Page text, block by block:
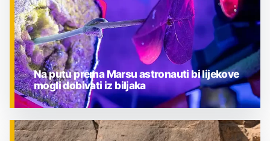
ZNANOST
Na putu prema Marsu astronauti bi lijekove
mogli dobivati iz biljaka